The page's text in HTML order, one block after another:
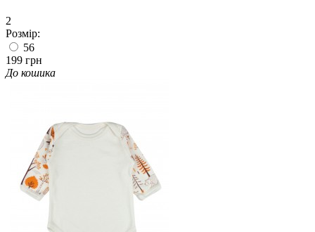
2
Розмір:
56
199 грн
До кошика